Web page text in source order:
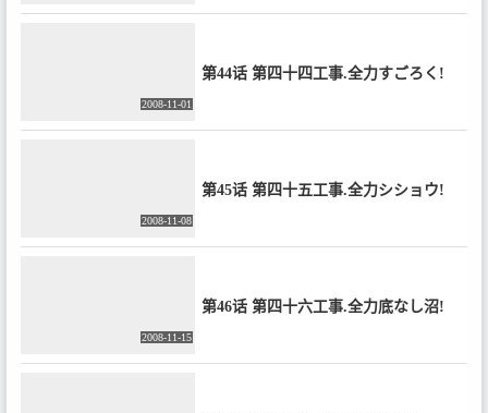
2008-11-01
第44话 第四十四工事.全力すごろく!
2008-11-08
第45话 第四十五工事.全力シショウ!
2008-11-15
第46话 第四十六工事.全力底なし沼!